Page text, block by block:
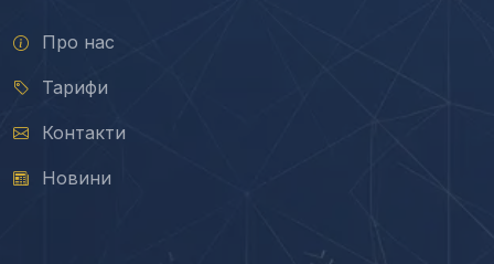
Про нас
Тарифи
Контакти
Новини